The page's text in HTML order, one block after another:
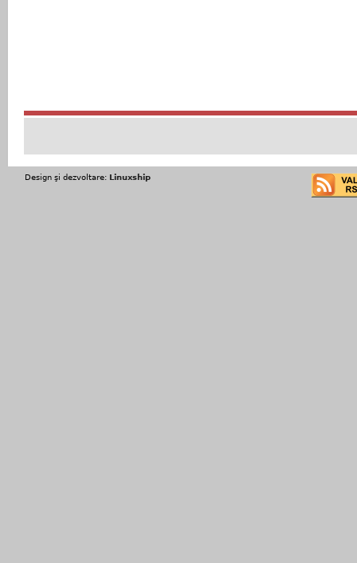
Design şi dezvoltare: Linuxship